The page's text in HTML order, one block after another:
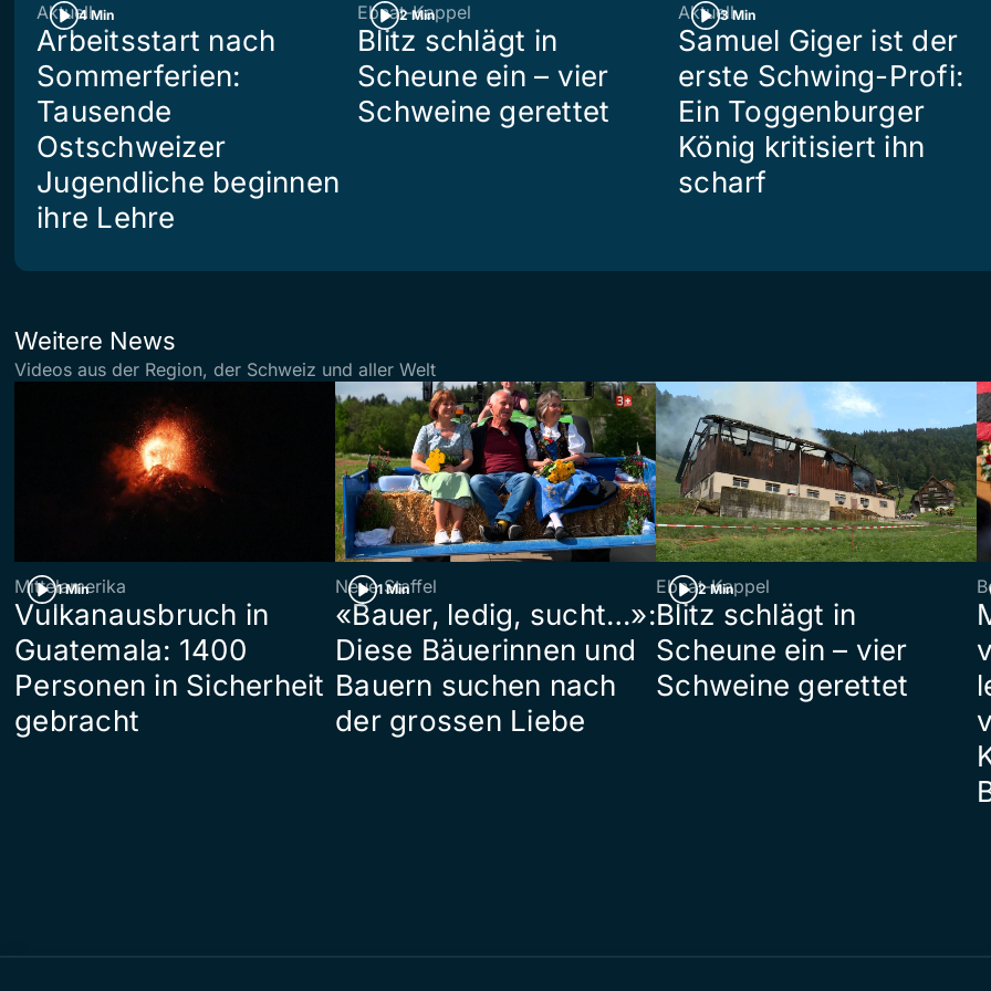
4 Min
Aktuell
Arbeitsstart nach
Sommerferien:
Tausende
Ostschweizer
Jugendliche beginnen
ihre Lehre
2 Min
Ebnat-Kappel
Blitz schlägt in
Scheune ein – vier
Schweine gerettet
3 Min
Aktuell
Samuel Giger ist der
erste Schwing-Profi:
Ein Toggenburger
König kritisiert ihn
scharf
Weitere News
Videos aus der Region, der Schweiz und aller Welt
1 Min
Mittelamerika
Vulkanausbruch in
Guatemala: 1400
Personen in Sicherheit
gebracht
1 Min
Neue Staffel
«Bauer, ledig, sucht…»:
Diese Bäuerinnen und
Bauern suchen nach
der grossen Liebe
2 Min
Ebnat-Kappel
Blitz schlägt in
Scheune ein – vier
Schweine gerettet